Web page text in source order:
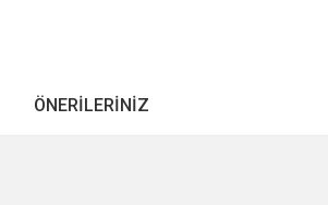
ÖNERILERINIZ